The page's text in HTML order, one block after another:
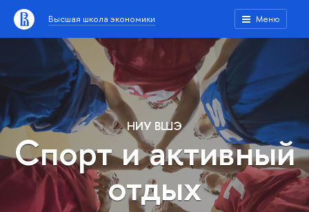
Высшая школа экономики Меню
НИУ ВШЭ
Спорт и активный
отдых